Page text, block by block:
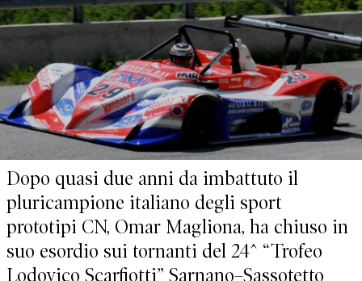
Dopo quasi due anni da imbattuto il
pluricampione italiano degli sport
prototipi CN, Omar Magliona, ha chiuso in
suo esordio sui tornanti del 24^ “Trofeo
Lodovico Scarfiotti” Sarnano–Sassotetto